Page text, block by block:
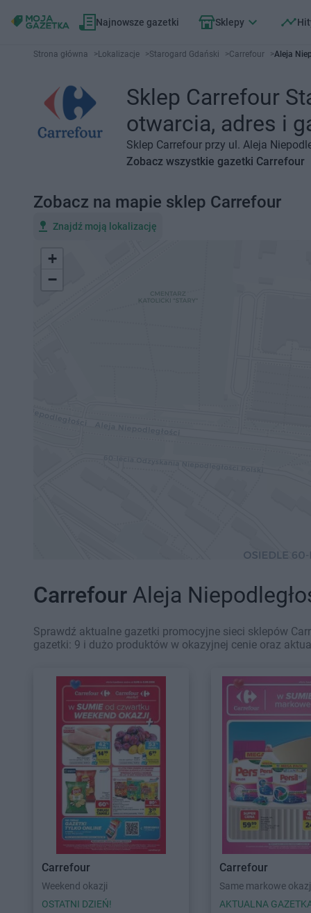
Najnowsze gazetki Sklepy
Strona główna >Lokalizacje >Starogard Gdański >Carrefour >Aleja
Sklep Carrefour
otwarcia, adres i
Sklep Carrefour przy ul. Aleja
Zobacz wszystkie gazetki Carrefour
Zobacz na mapie sklep Carrefour
Znajdź moją lokalizację
+
−
Carrefour Aleja
Sprawdź aktualne gazetki promocyjne sieci sklepów
gazetki: 9 i dużo produktów w okazyjnej cenie oraz
Carrefour
Weekend okazji
OSTATNI DZIEŃ!
Carrefour
Same markowe
AKTUALNA